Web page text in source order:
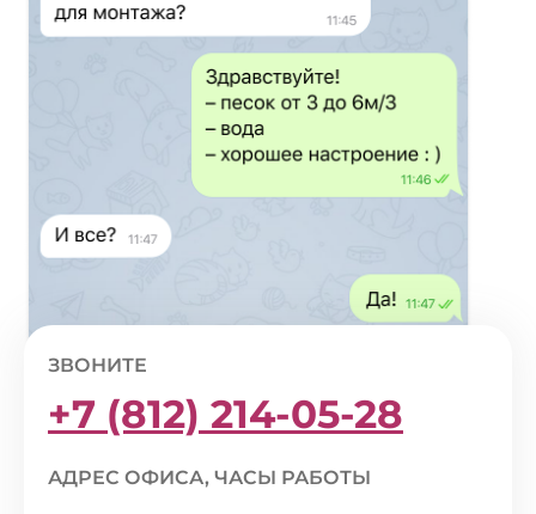
ЗВОНИТЕ
+7 (812) 214-05-28
АДРЕС ОФИСА, ЧАСЫ РАБОТЫ